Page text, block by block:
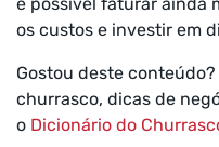
os custos e investir em
Gostou deste
churrasco, dicas de
o Dicionário do